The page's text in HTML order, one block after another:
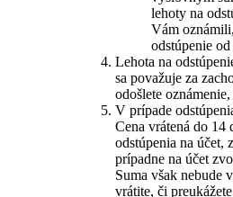
lehoty na
Vám
odstúpenie
Lehota na
sa považuje za
odošlete
V prípade
Cena vrátená do 14
odstúpenia na účet,
prípadne na účet
Suma však nebude
vrátite, či